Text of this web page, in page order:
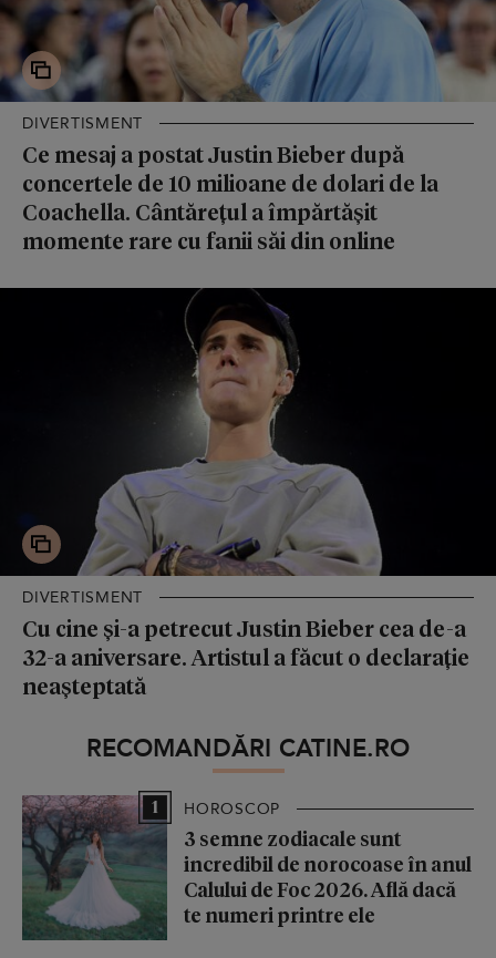
DIVERTISMENT
Ce mesaj a postat Justin Bieber după
concertele de 10 milioane de dolari de la
Coachella. Cântărețul a împărtășit
momente rare cu fanii săi din online
DIVERTISMENT
Cu cine și-a petrecut Justin Bieber cea de-a
32-a aniversare. Artistul a făcut o declarație
neașteptată
RECOMANDĂRI CATINE.RO
1 HOROSCOP
3 semne zodiacale sunt
incredibil de norocoase în anul
Calului de Foc 2026. Află dacă
te numeri printre ele